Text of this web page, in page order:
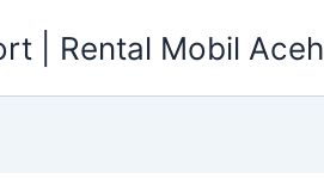
| Rental Mobil Aceh